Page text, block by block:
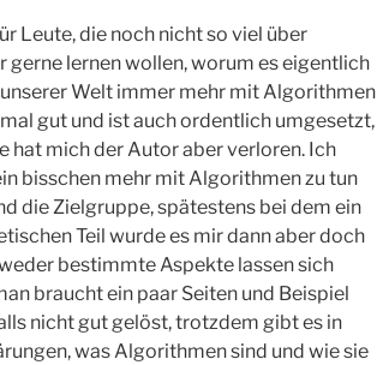
Leute, die noch nicht so viel über
gerne lernen wollen, worum es eigentlich
Welt immer mehr mit Algorithmen
gut und ist auch ordentlich umgesetzt,
hat mich der Autor aber verloren. Ich
bisschen mehr mit Algorithmen zu tun
die Zielgruppe, spätestens bei dem ein
Teil wurde es mir dann aber doch
bestimmte Aspekte lassen sich
braucht ein paar Seiten und Beispiel
nicht gut gelöst, trotzdem gibt es in
was Algorithmen sind und wie sie